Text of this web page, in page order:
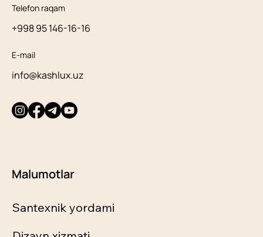
Telefon raqam
+998 95 146-16-16
E-mail
info@kashlux.uz
Malumotlar
Santexnik yordami